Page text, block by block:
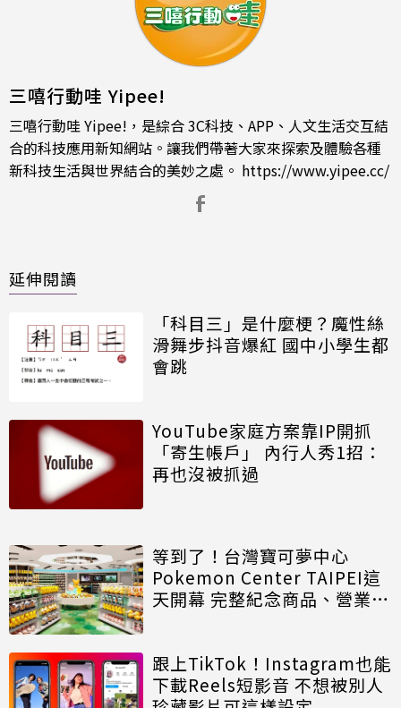
三嘻行動哇 Yipee!
三嘻行動哇 Yipee!，是綜合 3C科技、APP、人文生活交互結
合的科技應用新知網站。讓我們帶著大家來探索及體驗各種
新科技生活與世界結合的美妙之處。 https://www.yipee.cc/
延伸閱讀
「科目三」是什麼梗？魔性絲
滑舞步抖音爆紅 國中小學生都
會跳
YouTube家庭方案靠IP開抓
「寄生帳戶」 內行人秀1招：
再也沒被抓過
等到了！台灣寶可夢中心
Pokemon Center TAIPEI這
天開幕 完整紀念商品、營業時
跟上TikTok！Instagram也能
下載Reels短影音 不想被別人